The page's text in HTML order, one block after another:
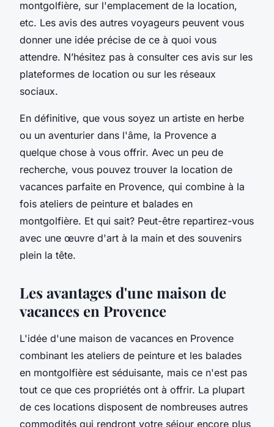
montgolfière, sur l'emplacement de la location,
etc. Les avis des autres voyageurs peuvent vous
donner une idée précise de ce à quoi vous
attendre. N’hésitez pas à consulter ces avis sur les
plateformes de location ou sur les réseaux
sociaux.
En définitive, que vous soyez un artiste en herbe
ou un aventurier dans l'âme, la Provence a
quelque chose à vous offrir. Avec un peu de
recherche, vous pouvez trouver la location de
vacances parfaite en Provence, qui combine à la
fois ateliers de peinture et balades en
montgolfière. Et qui sait? Peut-être repartirez-vous
avec une œuvre d'art à la main et des souvenirs
plein la tête.
Les avantages d'une maison de
vacances en Provence
L'idée d'une maison de vacances en Provence
combinant les ateliers de peinture et les balades
en montgolfière est séduisante, mais ce n'est pas
tout ce que ces propriétés ont à offrir. La plupart
de ces locations disposent de nombreuses autres
commodités qui rendront votre séjour encore plus